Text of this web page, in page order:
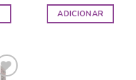
ADICIONAR